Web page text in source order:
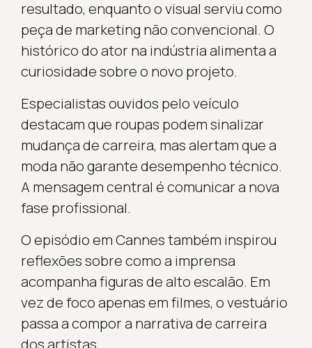
resultado, enquanto o visual serviu como
peça de marketing não convencional. O
histórico do ator na indústria alimenta a
curiosidade sobre o novo projeto.
Especialistas ouvidos pelo veículo
destacam que roupas podem sinalizar
mudança de carreira, mas alertam que a
moda não garante desempenho técnico.
A mensagem central é comunicar a nova
fase profissional.
O episódio em Cannes também inspirou
reflexões sobre como a imprensa
acompanha figuras de alto escalão. Em
vez de foco apenas em filmes, o vestuário
passa a compor a narrativa de carreira
dos artistas.